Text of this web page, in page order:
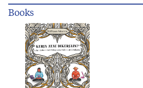
Books